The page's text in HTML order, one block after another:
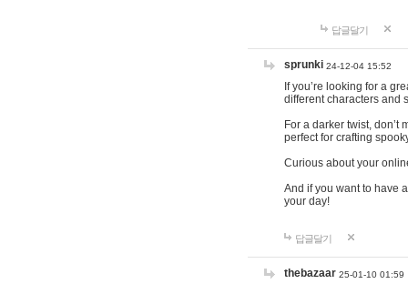
답글달기
sprunki 24-12-04 15:52
If you’re looking for a
different characters and
For a darker twist, don’t
perfect for crafting
Curious about your
And if you want to have
your day!
답글달기
thebazaar 25-01-10 01:59